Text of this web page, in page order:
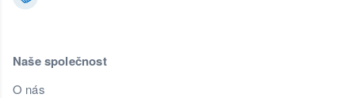
Naše společnost
O nás